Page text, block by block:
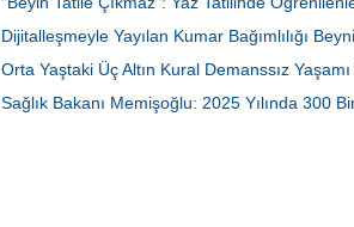
Dijitalleşmeyle Yayılan Kumar Bağımlılığı
Orta Yaştaki Üç Altın Kural Demanssız
Sağlık Bakanı Memişoğlu: 2025 Yılında 300